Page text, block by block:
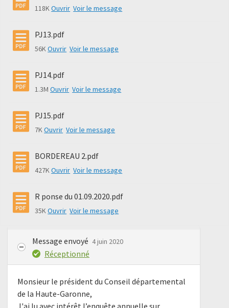
118KOuvrir Voir le message
PJ13.pdf
56KOuvrir Voir le message
PJ14.pdf
1.3MOuvrir Voir le message
PJ15.pdf
7KOuvrir Voir le message
BORDEREAU 2.pdf
427KOuvrir Voir le message
R ponse du 01.09.2020.pdf
35KOuvrir Voir le message
Message envoyé 4 juin 2020
Réceptionné
Monsieur le président du Conseil départemental
de la Haute-Garonne,
J'ai lu avec intérêt l’enquête annuelle sur